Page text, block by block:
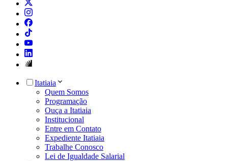
Itatiaia
Quem Somos
Programação
Ouça a Itatiaia
Institucional
Entre em Contato
Expediente Itatiaia
Trabalhe Conosco
Lei de Igualdade Salarial